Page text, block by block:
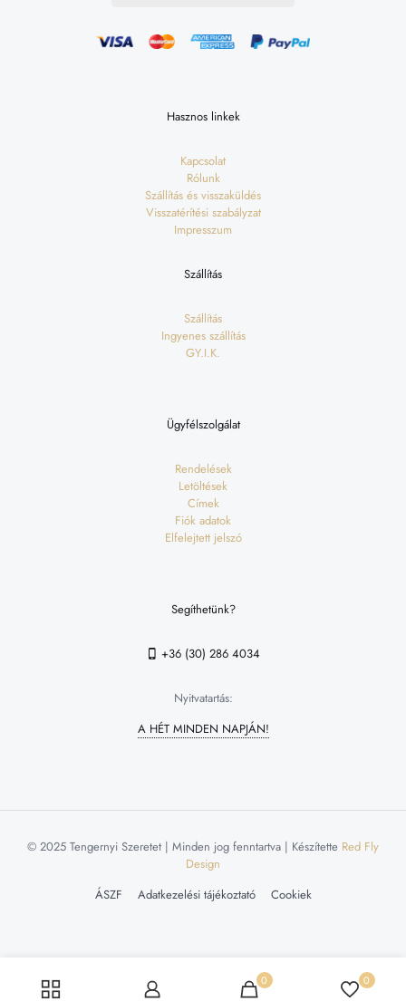
Hasznos linkek
Kapcsolat
Rólunk
Szállítás és visszaküldés
Visszatérítési szabályzat
Impresszum
Szállítás
Szállítás
Ingyenes szállítás
GY.I.K.
Ügyfélszolgálat
Rendelések
Letöltések
Címek
Fiók adatok
Elfelejtett jelszó
Segíthetünk?
+36 (30) 286 4034
Nyitvatartás:
A HÉT MINDEN NAPJÁN!
© 2025 Tengernyi Szeretet | Minden jog fenntartva | Készítette Red Fly
Design
ÁSZF
Adatkezelési tájékoztató Cookiek
0 0